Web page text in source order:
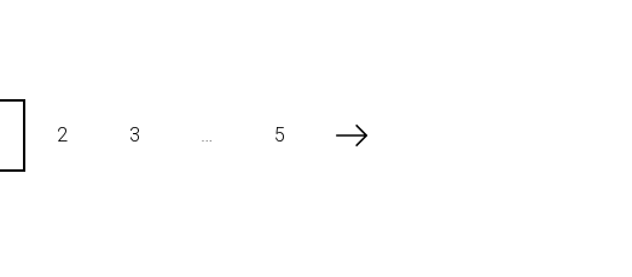
2 3 … 5